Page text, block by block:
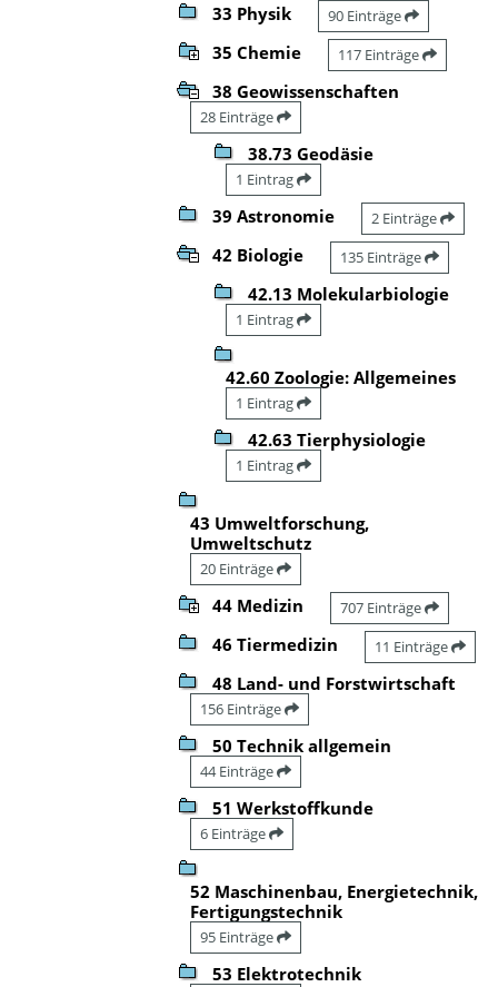
33 Physik 90 Einträge
35 Chemie 117 Einträge
38 Geowissenschaften
28 Einträge
38.73 Geodäsie
1 Eintrag
39 Astronomie 2 Einträge
42 Biologie 135 Einträge
42.13 Molekularbiologie
1 Eintrag
42.60 Zoologie: Allgemeines
1 Eintrag
42.63 Tierphysiologie
1 Eintrag
43 Umweltforschung,
Umweltschutz
20 Einträge
44 Medizin 707 Einträge
46 Tiermedizin 11 Einträge
48 Land- und Forstwirtschaft
156 Einträge
50 Technik allgemein
44 Einträge
51 Werkstoffkunde
6 Einträge
52 Maschinenbau, Energietechnik,
Fertigungstechnik
95 Einträge
53 Elektrotechnik